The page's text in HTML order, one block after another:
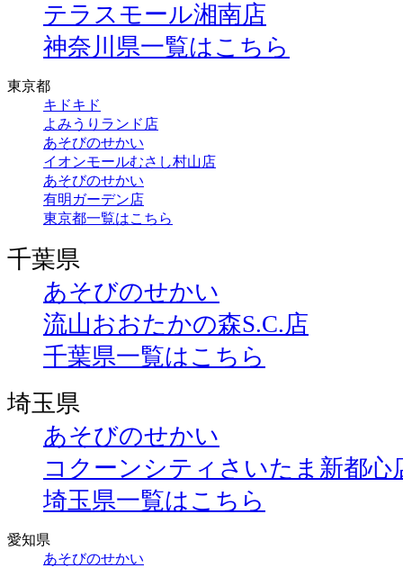
テラスモール湘南店
神奈川県一覧はこちら
東京都
キドキド
よみうりランド店
あそびのせかい
イオンモールむさし村山店
あそびのせかい
有明ガーデン店
東京都一覧はこちら
千葉県
あそびのせかい
流山おおたかの森S.C.店
千葉県一覧はこちら
埼玉県
あそびのせかい
コクーンシティさいたま新都心
埼玉県一覧はこちら
愛知県
あそびのせかい